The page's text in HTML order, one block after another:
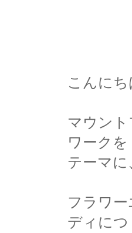
こんに
マウン
ワークを
テーマ
フラワ
ディにつ